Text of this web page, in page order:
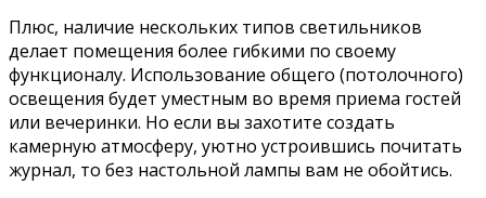
Плюс, наличие нескольких типов светильников
делает помещения более гибкими по своему
функционалу. Использование общего (потолочного)
освещения будет уместным во время приема гостей
или вечеринки. Но если вы захотите создать
камерную атмосферу, уютно устроившись почитать
журнал, то без настольной лампы вам не обойтись.